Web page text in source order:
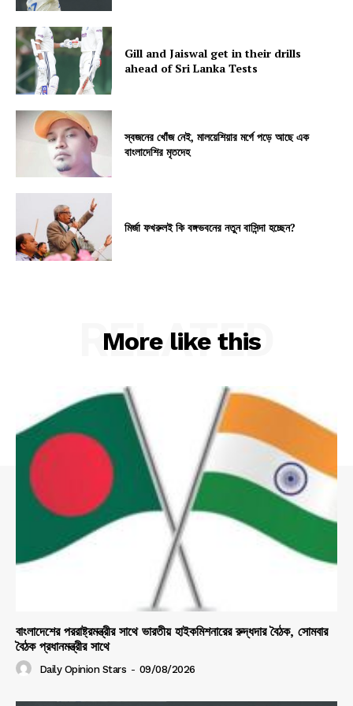
Gill and Jaiswal get in their drills
ahead of Sri Lanka Tests
স্বজনের খোঁজ নেই, মালয়েশিয়ার মর্গে পড়ে আছে এক
বাংলাদেশির মৃতদেহ
মির্জা ফখরুলই কি বঙ্গভবনের নতুন বাসিন্দা হচ্ছেন?
More like this
RELATED
বাংলাদেশের পররাষ্ট্রমন্ত্রীর সাথে ভারতীয় হাইকমিশনারের রুদ্ধদার বৈঠক, সোমবার
বৈঠক প্রধানমন্ত্রীর সাথে
Daily Opinion Stars - 09/08/2026